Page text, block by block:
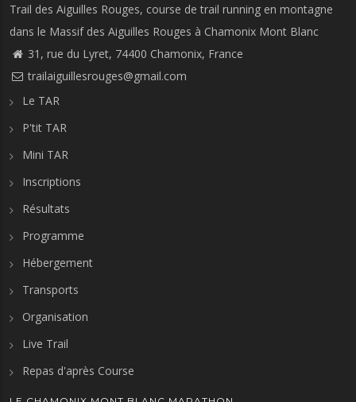
Trail des Aiguilles Rouges, course de trail running en montagne
dans le Massif des Aiguilles Rouges à Chamonix Mont Blanc
31, rue du Lyret, 74400 Chamonix, France
trailaiguillesrouges@gmail.com
Le TAR
P'tit TAR
Mini TAR
Inscriptions
Résultats
Programme
Hébergement
Transports
Organisation
Live Trail
Repas d'après Course